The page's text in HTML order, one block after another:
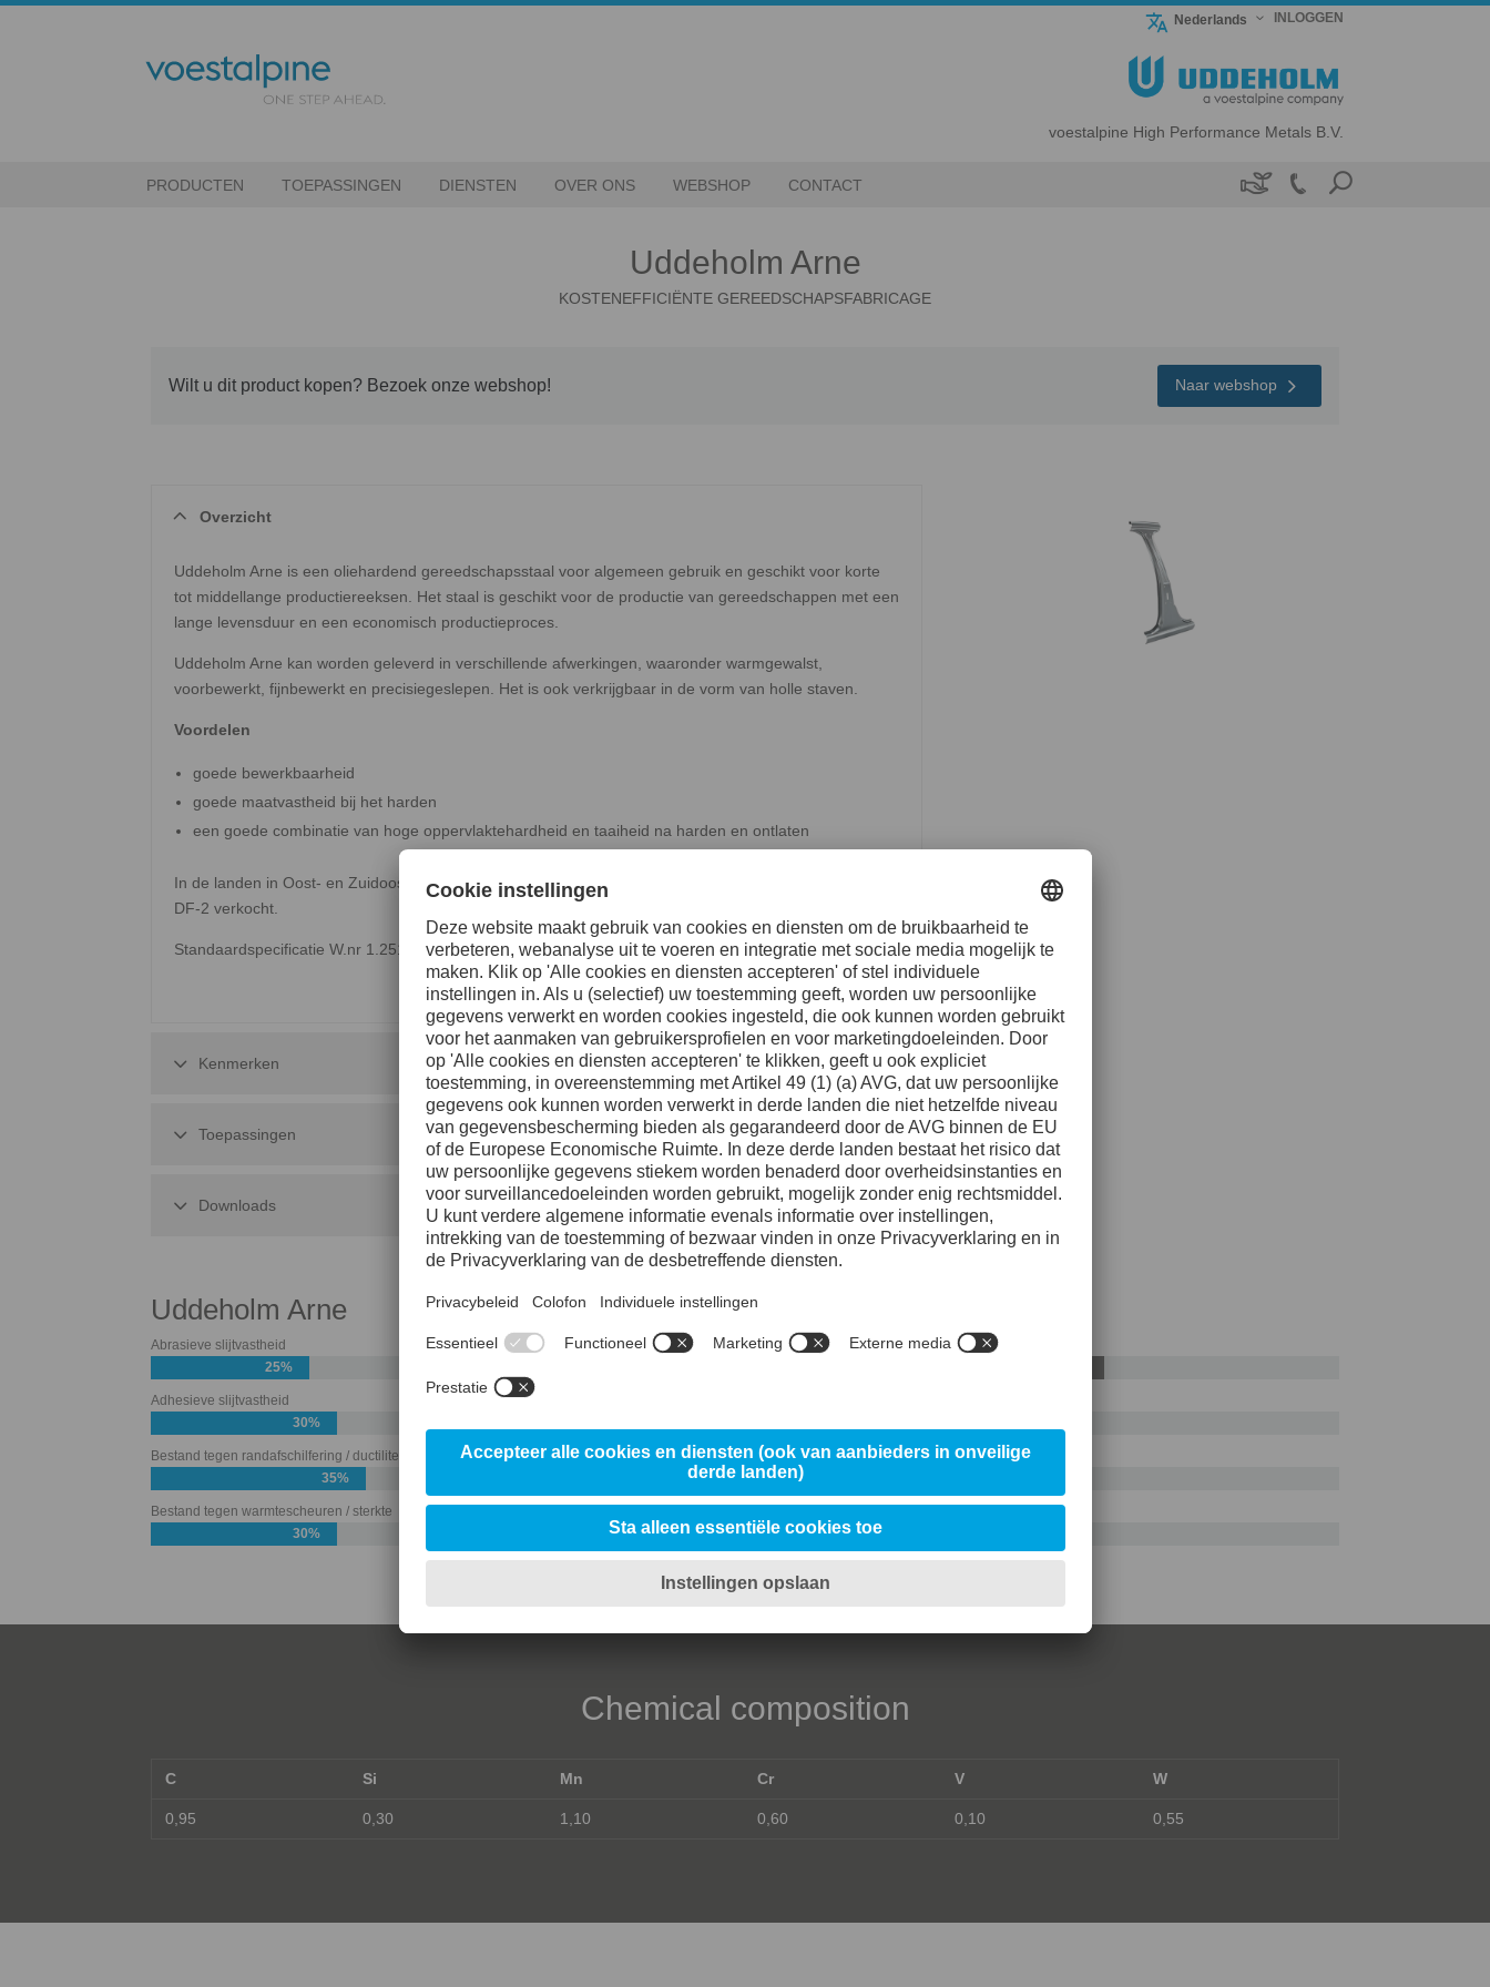
Nederlands INLOGGEN
voestalpine High Performance Metals B.V.
PRODUCTEN TOEPASSINGEN DIENSTEN OVER ONS WEBSHOP CONTACT 
Uddeholm Arne
KOSTENEFFICIËNTE GEREEDSCHAPSFABRICAGE
Wilt u dit product kopen? Bezoek onze webshop! Naar webshop
Overzicht
Uddeholm Arne is een oliehardend gereedschapsstaal voor algemeen gebruik en geschikt voor korte
tot middellange productiereeksen. Het staal is geschikt voor de productie van gereedschappen met een
lange levensduur en een economisch productieproces.
Uddeholm Arne kan worden geleverd in verschillende afwerkingen, waaronder warmgewalst,
voorbewerkt, fijnbewerkt en precisiegeslepen. Het is ook verkrijgbaar in de vorm van holle staven.
Voordelen
goede bewerkbaarheid
goede maatvastheid bij het harden
een goede combinatie van hoge oppervlaktehardheid en taaiheid na harden en ontlaten
In de landen in Oost- en Zuidoost-Azië waarin Assab actief is, wordt Uddeholm Arne onder de naam
DF-2 verkocht.
Standaardspecificatie W.nr 1.2510 / AISI O1 / AFNOR 90 MCW 5
Kenmerken
Toepassingen
Downloads
Uddeholm Arne
Abrasieve slijtvastheid
25%
Adhesieve slijtvastheid
30%
Bestand tegen randafschilfering / ductiliteit
35%
Bestand tegen warmtescheuren / sterkte
30%
Abrasieve slijtvastheid
Bestand tegen randafschilfering/ductiliteit
10%
Chemical composition
C Si Mn Cr V W
0,95 0,30 1,10 0,60 0,10 0,55